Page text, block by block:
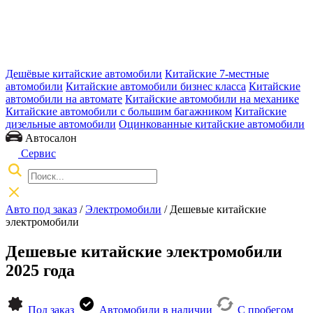
Дешёвые китайские автомобили Китайские 7-местные
автомобили Китайские автомобили бизнес класса Китайские
автомобили на автомате Китайские автомобили на механике
Китайские автомобили с большим багажником Китайские
дизельные автомобили Оцинкованные китайские автомобили
Автосалон
Сервис
Авто под заказ / Электромобили / Дешевые китайские
электромобили
Дешевые китайские электромобили
2025 года
Под заказ Автомобили в наличии
С пробегом